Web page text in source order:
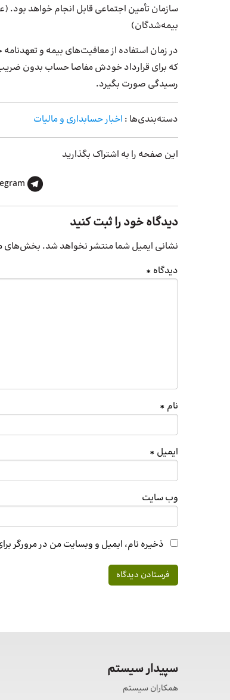
بیمه‌شدگان)
رسیدگی صورت بگیرد.
دسته‌بندی‌ها : اخبار حسابداری و مالیات
این صفحه را به اشتراک بگذارید
دیدگاه خود را ثبت کنید
نشانی ایمیل شما منتشر نخواهد شد. بخش‌های
دیدگاه *
نام *
ایمیل *
وب‌ سایت
ذخیره نام، ایمیل و وبسایت من در مرورگر
سپیدار سیستم
همکاران سیستم